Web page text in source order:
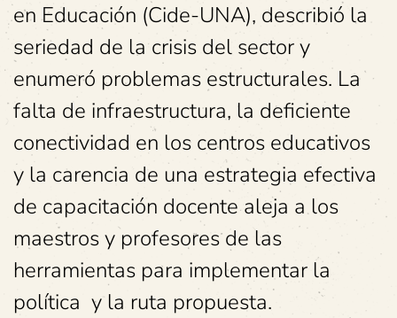
en Educación (Cide-UNA), describió la
seriedad de la crisis del sector y
enumeró problemas estructurales. La
falta de infraestructura, la deficiente
conectividad en los centros educativos
y la carencia de una estrategia efectiva
de capacitación docente aleja a los
maestros y profesores de las
herramientas para implementar la
política y la ruta propuesta.